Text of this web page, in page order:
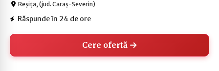
Reșița, (jud. Caraș-Severin)
Răspunde în 24 de ore
Cere ofertă